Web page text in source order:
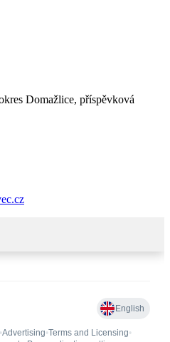
Domažlice, příspěvková